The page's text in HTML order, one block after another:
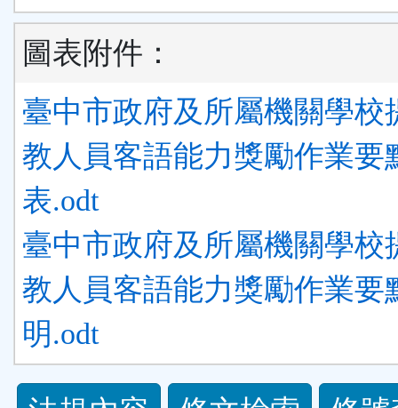
圖表附件：
臺中市政府及所屬機關學校
教人員客語能力獎勵作業要
表.odt
臺中市政府及所屬機關學校
教人員客語能力獎勵作業要
明.odt
法